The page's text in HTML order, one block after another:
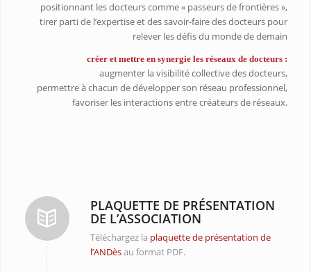
positionnant les docteurs comme « passeurs de frontières »,
tirer parti de l’expertise et des savoir-faire des docteurs pour
relever les défis du monde de demain
créer et mettre en synergie les réseaux de docteurs :
augmenter la visibilité collective des docteurs,
permettre à chacun de développer son réseau professionnel,
favoriser les interactions entre créateurs de réseaux.
PLAQUETTE DE PRÉSENTATION
DE L’ASSOCIATION
Téléchargez la plaquette de présentation de
l’ANDèsau format PDF.